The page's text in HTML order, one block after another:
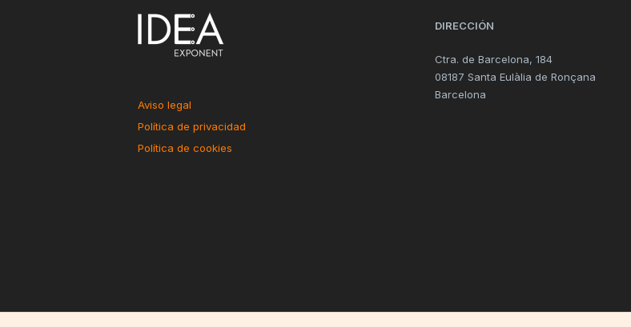
Aviso legal
Política de privacidad
Política de cookies
DIRECCIÓN
Ctra. de Barcelona, 184
08187 Santa Eulàlia de Ronçana
Barcelona